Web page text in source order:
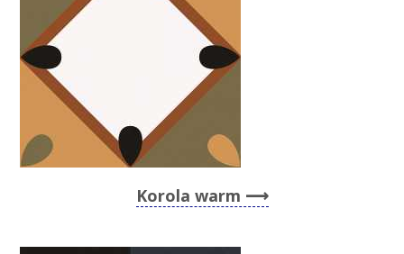
Korola warm